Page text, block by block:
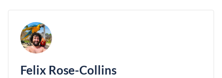
Felix Rose-Collins